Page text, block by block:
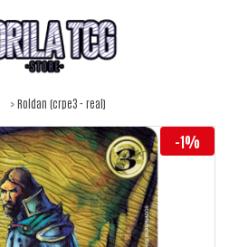
Roldan (crpe3 - real)
-1%